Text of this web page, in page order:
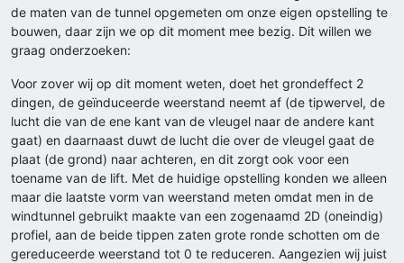
de maten van de tunnel opgemeten om onze eigen opstelling te
bouwen, daar zijn we op dit moment mee bezig. Dit willen we
graag onderzoeken:
Voor zover wij op dit moment weten, doet het grondeffect 2
dingen, de geïnduceerde weerstand neemt af (de tipwervel, de
lucht die van de ene kant van de vleugel naar de andere kant
gaat) en daarnaast duwt de lucht die over de vleugel gaat de
plaat (de grond) naar achteren, en dit zorgt ook voor een
toename van de lift. Met de huidige opstelling konden we alleen
maar die laatste vorm van weerstand meten omdat men in de
windtunnel gebruikt maakte van een zogenaamd 2D (oneindig)
profiel, aan de beide tippen zaten grote ronde schotten om de
gereduceerde weerstand tot 0 te reduceren. Aangezien wij juist